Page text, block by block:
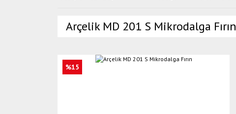
Arçelik MD 201 S Mikrodalga Fırın
%15